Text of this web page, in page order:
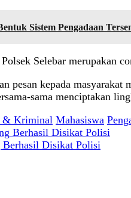
Sistem Pengadaan
Selebar merupakan
pesan kepada
sama menciptakan
& Kriminal Mahasiswa
Berhasil Disikat Polisi